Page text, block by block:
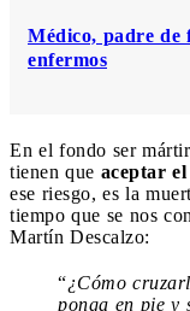
Médico, padre de
enfermos
En el fondo ser
tienen que aceptar
ese riesgo, es la
tiempo que se nos
Martín Descalzo:
“¿Cómo
ponga en pie y